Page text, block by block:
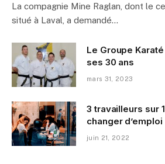
La compagnie Mine Raglan, dont le
situé à Laval, a demandé…
Le Groupe
ses 30 ans
mars 31, 2023
3 travailleurs sur
changer d’emploi
juin 21, 2022